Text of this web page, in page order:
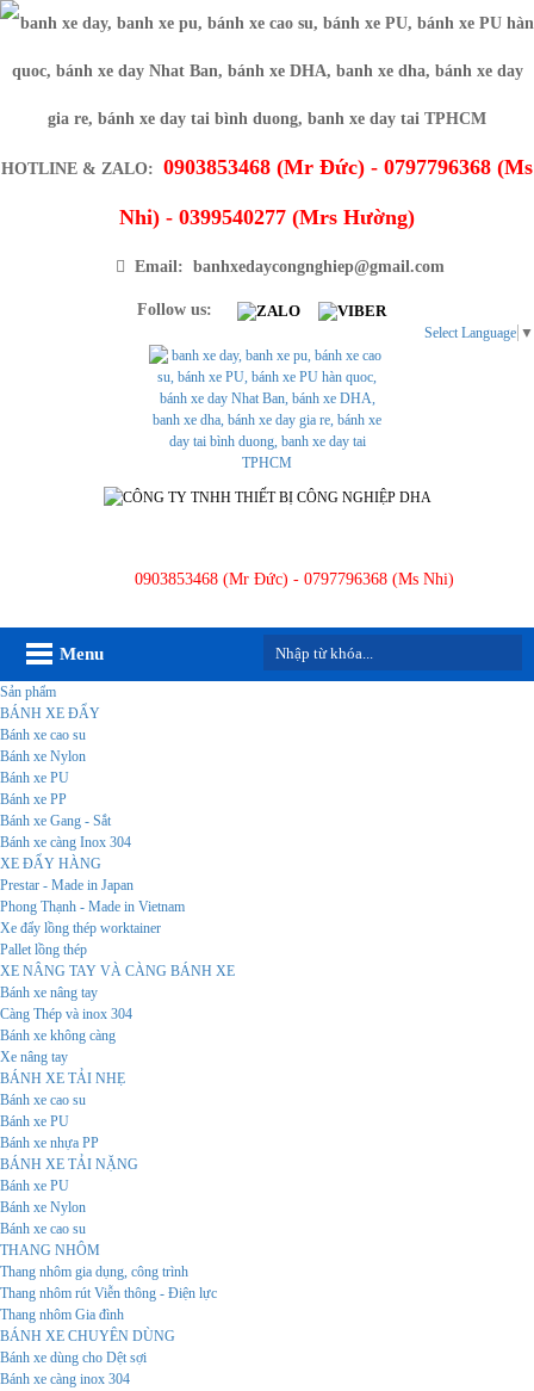
HOTLINE & ZALO: 0903853468 (Mr Đức) - 0797796368 (Ms
Nhi) - 0399540277 (Mrs Hường)
Email: banhxedaycongnghiep@gmail.com
Follow us:
0903853468 (Mr Đức) - 0797796368 (Ms Nhi)
Select Language ▼
Menu
Sản phẩm
BÁNH XE ĐẨY
Bánh xe cao su
Bánh xe Nylon
Bánh xe PU
Bánh xe PP
Bánh xe Gang - Sắt
Bánh xe càng Inox 304
XE ĐẨY HÀNG
Prestar - Made in Japan
Phong Thạnh - Made in Vietnam
Xe đẩy lồng thép worktainer
Pallet lồng thép
XE NÂNG TAY VÀ CÀNG BÁNH XE
Bánh xe nâng tay
Càng Thép và inox 304
Bánh xe không càng
Xe nâng tay
BÁNH XE TẢI NHẸ
Bánh xe cao su
Bánh xe PU
Bánh xe nhựa PP
BÁNH XE TẢI NẶNG
Bánh xe PU
Bánh xe Nylon
Bánh xe cao su
THANG NHÔM
Thang nhôm gia dụng, công trình
Thang nhôm rút Viễn thông - Điện lực
Thang nhôm Gia đình
BÁNH XE CHUYÊN DÙNG
Bánh xe dùng cho Dệt sợi
Bánh xe càng inox 304